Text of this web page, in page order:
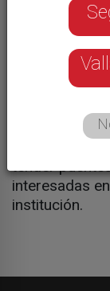
13/03/2025
La
entregado
empresas
Una iniciativa
empresas
tender
interesadas
institución.